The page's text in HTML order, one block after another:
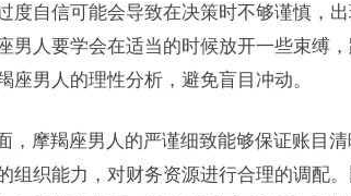
度自信可能会导致在决策时不够谨慎，
男人要学会在适当的时候放开一些束缚
座男人的理性分析，避免盲目冲动。
，摩羯座男人的严谨细致能够保证账目
组织能力，对财务资源进行合理的调配